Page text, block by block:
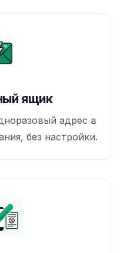
ящик
адрес в
без настройки.